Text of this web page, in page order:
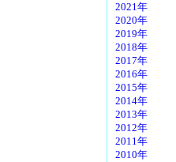
2021年
2020年
2019年
2018年
2017年
2016年
2015年
2014年
2013年
2012年
2011年
2010年